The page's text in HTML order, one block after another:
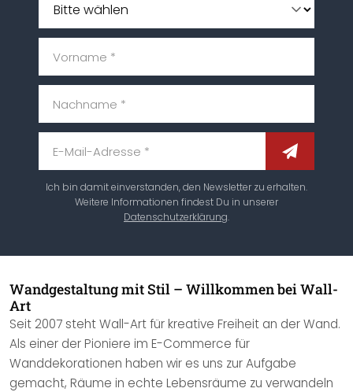
Vorname *
Nachname *
E-Mail-Adresse *
Ich bin damit einverstanden, den Newsletter zu erhalten.
Weitere Informationen findest Du in unserer
Datenschutzerklärung.
Wandgestaltung mit Stil – Willkommen bei Wall-
Art
Seit 2007 steht Wall-Art für kreative Freiheit an der Wand.
Als einer der Pioniere im E-Commerce für
Wanddekorationen haben wir es uns zur Aufgabe
gemacht, Räume in echte Lebensräume zu verwandeln